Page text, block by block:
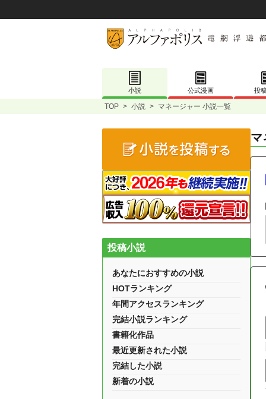
小説 公式漫画 投
TOP > 小説 > マネージャー 小説一覧
マ
投稿小説
あなたにおすすめの小説
HOTランキング
年間アクセスランキング
完結小説ランキング
書籍化作品
最近更新された小説
完結した小説
新着の小説